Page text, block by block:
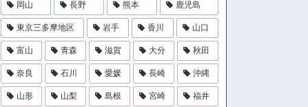
岡山 長野 熊本 鹿児島
東京三多摩地区 岩手 香川 山口
富山 青森 滋賀 大分 秋田
奈良 石川 愛媛 長崎 沖縄
山形 山梨 島根 宮崎 福井